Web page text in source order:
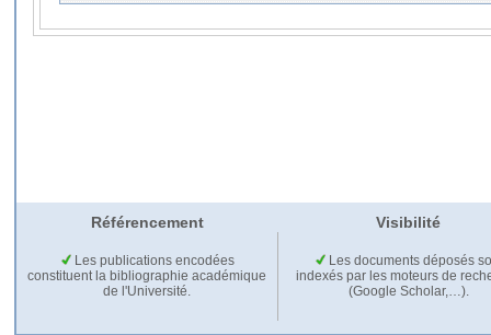
Référencement Visibilité
Les publications encodées
constituent la bibliographie académique
de l'Université.
Les documents déposés
indexés par les moteurs de
(Google Scholar,…).